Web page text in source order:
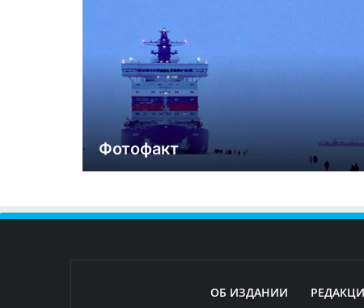
Фотофакт
ОБ ИЗДАНИИ